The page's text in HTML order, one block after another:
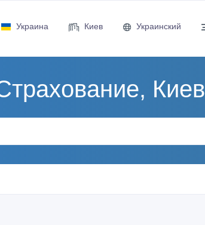
Украина Киев Украинский
Киев